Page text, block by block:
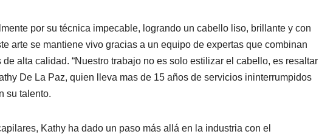
por su técnica impecable, logrando un cabello liso, brillante y con
arte se mantiene vivo gracias a un equipo de expertas que combinan
alta calidad. “Nuestro trabajo no es solo estilizar el cabello, es resaltar
De La Paz, quien lleva mas de 15 años de servicios ininterrumpidos
su talento.
Kathy ha dado un paso más allá en la industria con el